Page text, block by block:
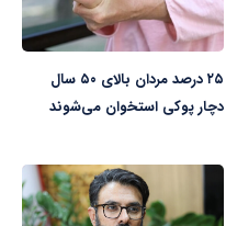
۲۵ درصد مردان بالای ۵۰ سال
دچار پوکی استخوان می‌شوند